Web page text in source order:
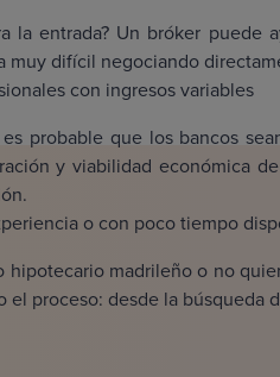
la entrada? Un bróker puede
muy difícil negociando
con ingresos variables
probable que los bancos
y viabilidad económica
o con poco tiempo
hipotecario madrileño o no
el proceso: desde la búsqueda